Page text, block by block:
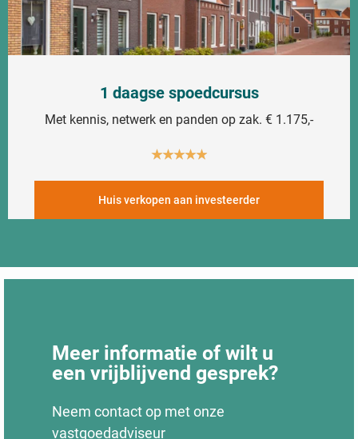
1 daagse spoedcursus
Met kennis, netwerk en panden op zak. € 1.175,-
★★★★★
Huis verkopen aan investeerder
Meer informatie of wilt u
een vrijblijvend gesprek?
Neem contact op met onze
vastgoedadviseur